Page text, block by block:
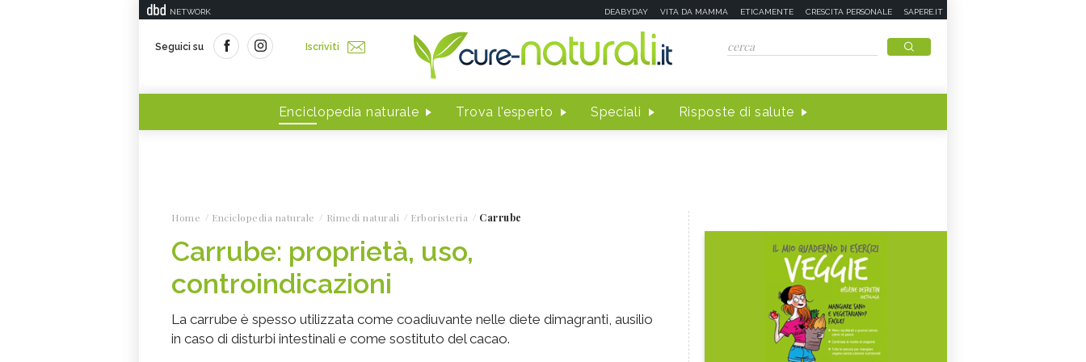
NETWORK DEABYDAY VITA DA MAMMA ETICAMENTE CRESCITA PERSONALE SAPERE.IT
Seguici su Iscriviti
Enciclopedia naturale Trova l'esperto Speciali Risposte di salute
Home Enciclopedia naturale Rimedi naturali Erboristeria Carrube
Carrube: proprietà, uso,
controindicazioni
La carrube è spesso utilizzata come coadiuvante nelle diete dimagranti, ausilio
in caso di disturbi intestinali e come sostituto del cacao.